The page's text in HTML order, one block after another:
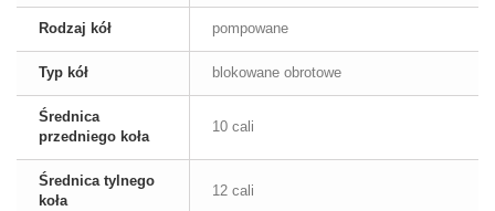
Rodzaj kół pompowane
Typ kół blokowane obrotowe
Średnica
przedniego koła
10 cali
Średnica tylnego
koła
12 cali